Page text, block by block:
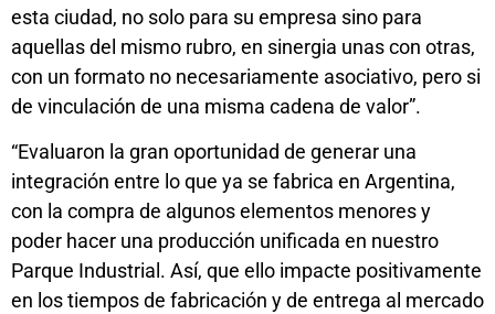
esta ciudad, no solo para su empresa sino para
aquellas del mismo rubro, en sinergia unas con otras,
con un formato no necesariamente asociativo, pero si
de vinculación de una misma cadena de valor”.
“Evaluaron la gran oportunidad de generar una
integración entre lo que ya se fabrica en Argentina,
con la compra de algunos elementos menores y
poder hacer una producción unificada en nuestro
Parque Industrial. Así, que ello impacte positivamente
en los tiempos de fabricación y de entrega al mercado